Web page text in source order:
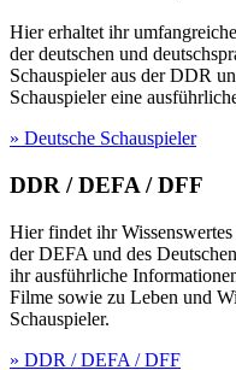
Hier erhaltet ihr
der deutschen und
Schauspieler aus der DDR
Schauspieler eine
» Deutsche Schauspieler
DDR / DEFA / DFF
Hier findet ihr
der DEFA und des
ihr ausführliche
Filme sowie zu Leben und
Schauspieler.
» DDR / DEFA / DFF